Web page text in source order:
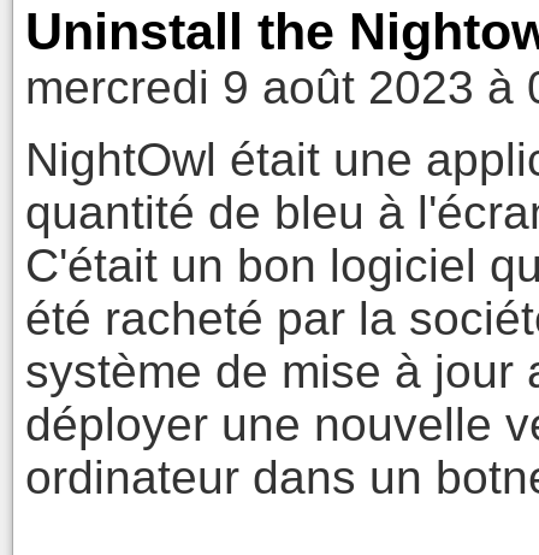
Uninstall the
mercredi 9 août 2023 à
NightOwl était une
quantité de bleu à
C'était un bon logiciel
été racheté par la
système de mise à jour
déployer une nouvelle
ordinateur dans un